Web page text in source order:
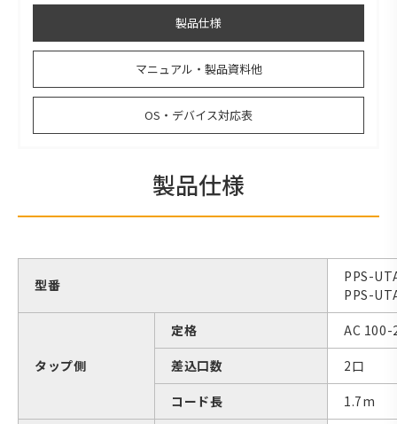
製品仕様
マニュアル・製品資料他
OS・デバイス対応表
製品仕様
型番
PPS-
PPS-
タップ側
定格
AC
差込口数
2口
コード長
1.7m